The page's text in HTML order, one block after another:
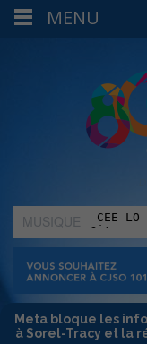
MUSIQUE
:
Meta bloque les
à Sorel-Tracy et la
MENU